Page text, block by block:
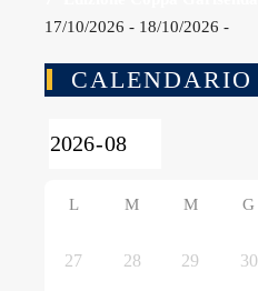
17/10/2026 - 18/10/2026 -
CALENDARIO
L M M G
27 28 29 30